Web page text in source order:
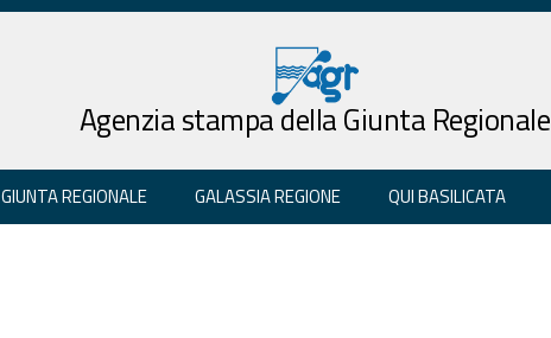
Agenzia stampa della Giunta Regionale
GIUNTA REGIONALE GALASSIA REGIONE QUI BASILICATA